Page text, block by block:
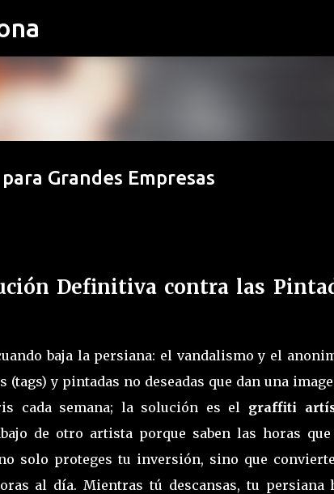
Grandes Empresas
Definitiva contra las
baja la persiana: el vandalismo y el
y pintadas no deseadas que dan una
cada semana; la solución es el graffiti
de otro artista porque saben las horas
solo proteges tu inversión, sino que
al día. Mientras tú descansas, tu persiana